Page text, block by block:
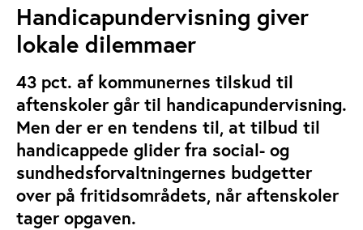
Handicapundervisning giver
lokale dilemmaer
43 pct. af kommunernes tilskud til
aftenskoler går til handicapundervisning.
Men der er en tendens til, at tilbud til
handicappede glider fra social- og
sundhedsforvaltningernes budgetter
over på fritidsområdets, når aftenskoler
tager opgaven.